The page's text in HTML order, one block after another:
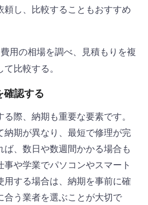
頼し、比較することもおすすめ
用の相場を調べ、見積もりを複
比較する。
確認する
際、納期も重要な要素です。
納期が異なり、最短で修理が完
ば、数日や数週間かかる場合も
事や学業でパソコンやスマート
用する場合は、納期を事前に確
合う業者を選ぶことが大切で